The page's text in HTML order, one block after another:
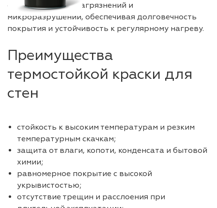
от копоти, влаги, загрязнений и
микроразрушений, обеспечивая долговечность
покрытия и устойчивость к регулярному нагреву.
Преимущества
термостойкой краски для
стен
стойкость к высоким температурам и резким
температурным скачкам;
защита от влаги, копоти, конденсата и бытовой
химии;
равномерное покрытие с высокой
укрывистостью;
отсутствие трещин и расслоения при